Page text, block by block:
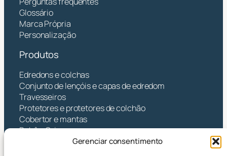
Gerenciar consentimento
Glossário
Marca Própria
Personalização
Produtos
Edredons e colchas
Conjunto de lençóis e capas de edredom
Travesseiros
Protetores e protetores de colchão
Cobertor e mantas
Bebê e Crianças